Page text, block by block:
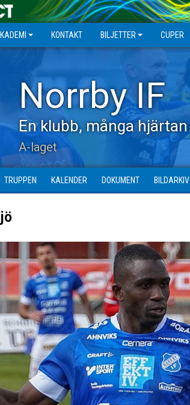
KONTAKT BILJETTER CUPER
Norrby IF
En klubb, många hjärtan
A-laget
TRUPPEN KALENDER DOKUMENT BILDARKIV